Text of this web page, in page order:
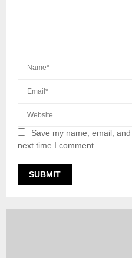
Save my name, email,
next time I comment.